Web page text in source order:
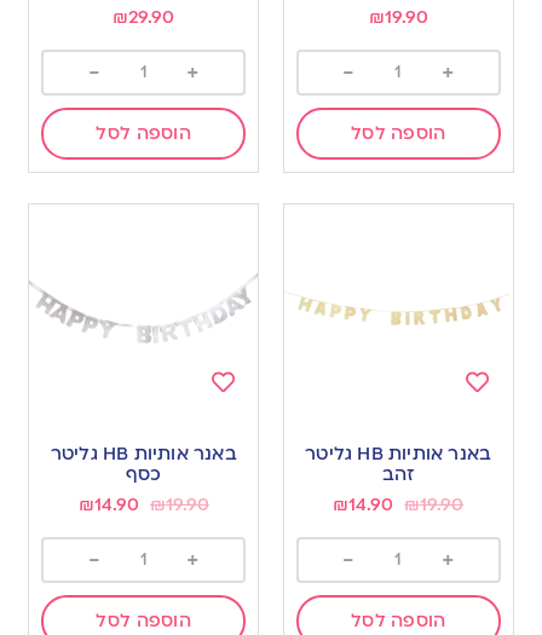
₪19.90
+
-
הוספה לסל
₪29.90
+
-
הוספה לסל
to
באנר אותיות HB גליטר
זהב
₪19.90
₪14.90
+
-
הוספה לסל
to
באנר אותיות HB גליטר
כסף
₪19.90
₪14.90
+
-
הוספה לסל